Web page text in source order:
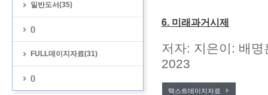
일반도서(35)
()
FULL데이지자료(31)
()
6. 미래과거시제
저자: 지은이: 배
2023
텍스트데이지자료